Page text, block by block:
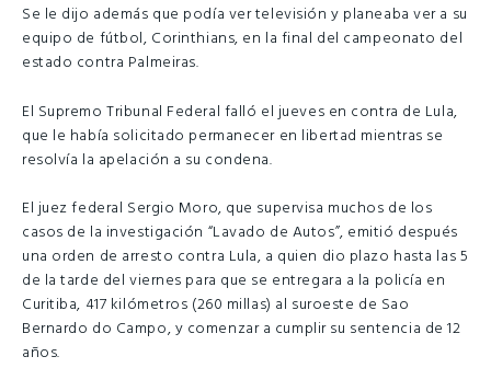
Se le dijo además que podía ver televisión y planeaba ver a su
equipo de fútbol, Corinthians, en la final del campeonato del
estado contra Palmeiras.
El Supremo Tribunal Federal falló el jueves en contra de Lula,
que le había solicitado permanecer en libertad mientras se
resolvía la apelación a su condena.
El juez federal Sergio Moro, que supervisa muchos de los
casos de la investigación “Lavado de Autos”, emitió después
una orden de arresto contra Lula, a quien dio plazo hasta las 5
de la tarde del viernes para que se entregara a la policía en
Curitiba, 417 kilómetros (260 millas) al suroeste de Sao
Bernardo do Campo, y comenzar a cumplir su sentencia de 12
años.